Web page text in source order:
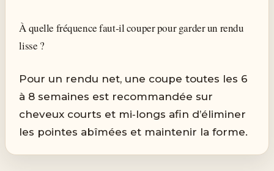
À quelle fréquence faut‑il couper pour garder un rendu
lisse ?
Pour un rendu net, une coupe toutes les 6
à 8 semaines est recommandée sur
cheveux courts et mi‑longs afin d’éliminer
les pointes abîmées et maintenir la forme.